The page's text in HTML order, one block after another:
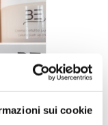
sui cookie